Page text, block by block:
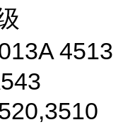
4513